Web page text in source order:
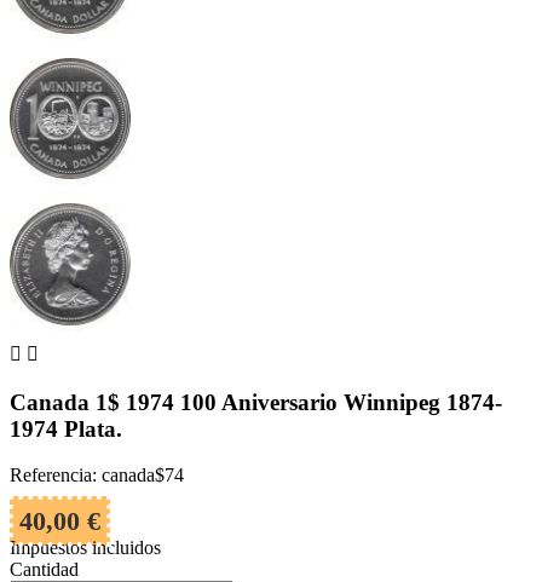
 
Canada 1$ 1974 100 Aniversario Winnipeg 1874-
1974 Plata.
Referencia: canada$74
40,00 €
Impuestos incluidos
Cantidad